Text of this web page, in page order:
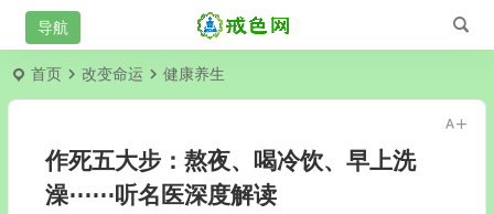
首页 改变命运 健康养生
作死五大步：熬夜、喝冷饮、早上洗
澡⋯⋯听名医深度解读